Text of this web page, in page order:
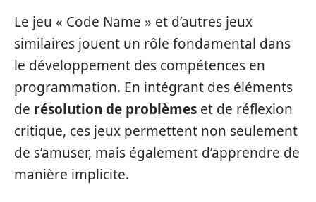
Le jeu « Code Name » et d’autres jeux
similaires jouent un rôle fondamental dans
le développement des compétences en
programmation. En intégrant des éléments
de résolution de problèmes et de réflexion
critique, ces jeux permettent non seulement
de s’amuser, mais également d’apprendre de
manière implicite.